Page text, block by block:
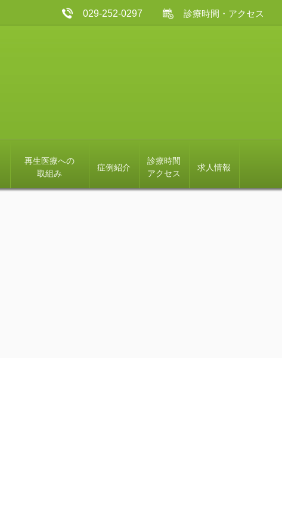
029-252-0297 診療時間・アクセス
再生医療への
取組み
症例紹介
診療時間
アクセス
求人情報